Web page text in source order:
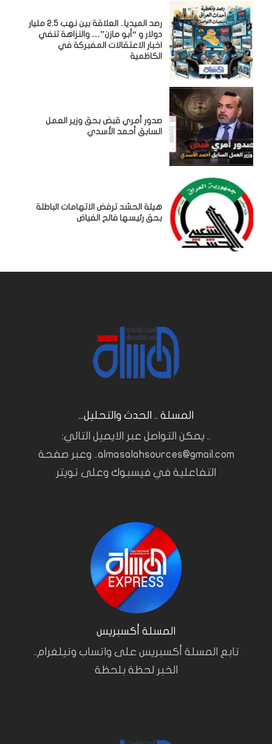
رصد الميديا.. العلاقة بين نهب 2.5 مليار
دولار و “أبو مازن”… والنزاهة تنفي
اخبار الاعتقالات المفبركة في
الكاظمية
صدور أمري قبض بحق وزير العمل
السابق أحمد الأسدي
هيئة الحشد ترفض الاتهامات الباطلة
بحق رئيسها فالح الفياض
المسلة .. الحدث والتحليل...
.. يمكن التواصل عبر الايميل التالي:
almasalahsources@gmail.com.. وعبر صفحة
التفاعلية في فيسبوك وعلى تويتر
المسلة أكسبريس
تابع المسلة أكسبريس على واتساب وتيلغرام..
الخبر لحظة بلحظة